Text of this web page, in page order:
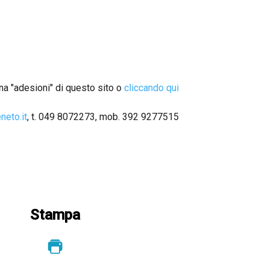
"adesioni" di questo sito o cliccando qui
, t. 049 8072273, mob. 392 9277515
Stampa